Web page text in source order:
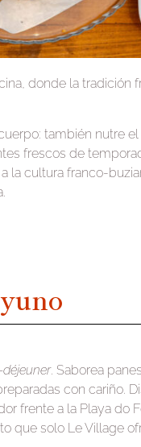
donde la tradición
también nutre el
frescos de
la cultura franco-
. Saborea
con cariño.
frente a la Playa do
que solo Le Village